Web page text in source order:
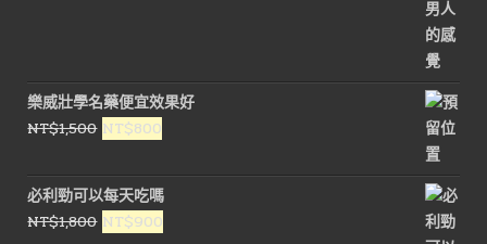
樂威壯學名藥便宜效果好
NT$1,500 原
價
格：
NT$1,500。
NT$800
價
格：
NT$800。
必利勁可以每天吃嗎
NT$1,800 原
NT$900